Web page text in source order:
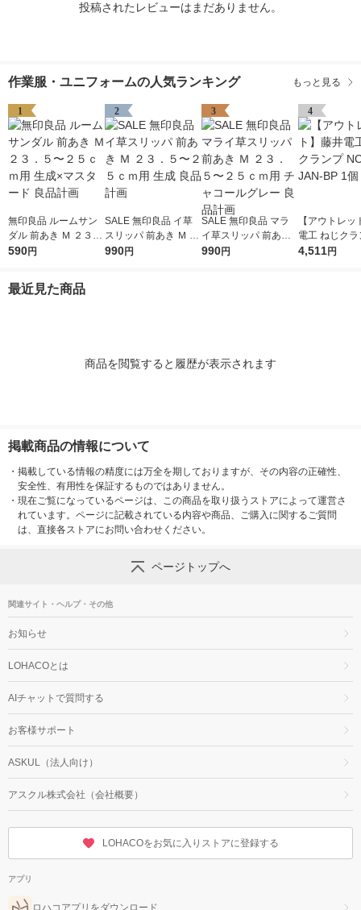
投稿されたレビューはまだありません。
作業服・ユニフォームの人気ランキング もっと見る
1
無印良品 ルームサン
ダル 前あき Ｍ ２３．
５〜２５ｃｍ用 生成×
590円
2
SALE 無印良品 イ草
スリッパ 前あき Ｍ ２
３．５〜２５ｃｍ用
990円
3
SALE 無印良品 マラ
イ草スリッパ 前あき
Ｍ ２３．５〜２５ｃ
990円
4
【アウトレッ
電工 ねじク
-43-JAN-BP 1
4,511円
最近見た商品
商品を閲覧すると履歴が表示されます
掲載商品の情報について
・ 掲載している情報の精度には万全を期しておりますが、その内容の正確性、
安全性、有用性を保証するものではありません。
・ 現在ご覧になっているページは、この商品を取り扱うストアによって運営さ
れています。ページに記載されている内容や商品、ご購入に関するご質問
は、直接各ストアにお問い合わせください。
ページトップへ
関連サイト・ヘルプ・その他
お知らせ
LOHACOとは
AIチャットで質問する
お客様サポート
ASKUL（法人向け）
アスクル株式会社（会社概要）
LOHACOをお気に入りストアに登録する
アプリ
ロハコアプリをダウンロード